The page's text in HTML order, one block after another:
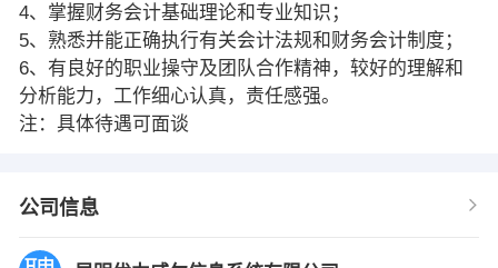
4、掌握财务会计基础理论和专业知识；
5、熟悉并能正确执行有关会计法规和财务会计制度；
6、有良好的职业操守及团队合作精神，较好的理解和
分析能力，工作细心认真，责任感强。
注：具体待遇可面谈
公司信息